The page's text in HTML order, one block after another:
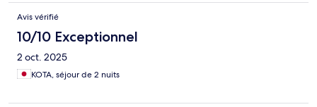
TV’s in the rooms could be more accommodating for hooking up
DVD players, and computers and such. How they are mounted
on the walls makes it very difficult to hookup a computer or DVD
player as you are not able to access the back of the TV. There’s
no refrigerator or kitchen at GGH, short term stays are best. No
longer than three weeks is best. It’s also best to get food that
doesn’t require refrigeration. Also I think GGH, should make it
Avis vérifié
10/10 Exceptionnel
2 oct. 2025
KOTA, séjour de 2 nuits